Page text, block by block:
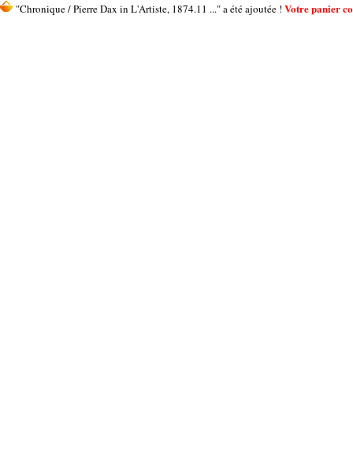
"Chronique / Pierre Dax in L'Artiste, 1874.11 ..." a été ajoutée ! Votre panier